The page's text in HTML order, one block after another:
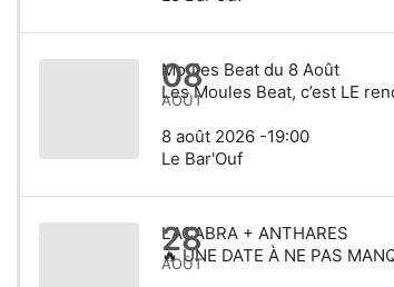
08
AOÛT
Moules Beat du 8 Août
Les Moules Beat, c’est LE
8 août 2026 -19:00
Le Bar'Ouf
28
AOÛT
LACABRA + ANTHARES
🔥 UNE DATE À NE PAS